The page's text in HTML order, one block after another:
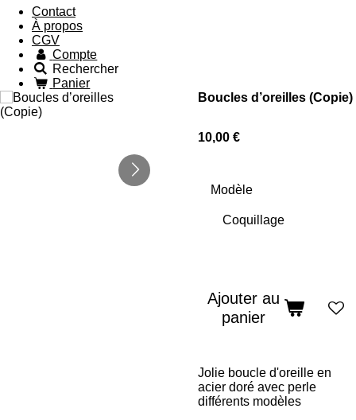
Contact
À propos
CGV
Compte
Rechercher
Panier
Boucles d’oreilles (Copie)
10,00 €
Modèle
Ajouter au
panier
Jolie boucle d'oreille en
acier doré avec perle
différents modèles